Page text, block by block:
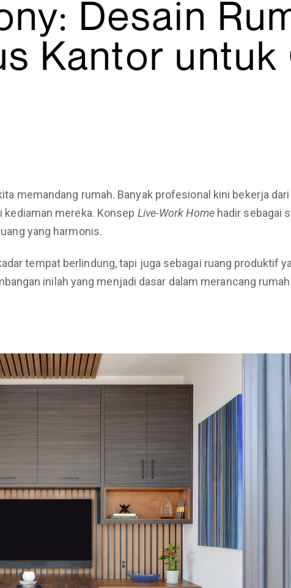
Desain
Kantor untuk
memandang rumah. Banyak profesional kini bekerja
kediaman mereka. Konsep Live-Work Homehadir sebagai
yang harmonis.
tempat berlindung, tapi juga sebagai ruang produktif
inilah yang menjadi dasar dalam merancang